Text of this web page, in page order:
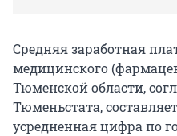
Средняя заработная
медицинского
Тюменской области,
Тюменьстата,
усредненная цифра по